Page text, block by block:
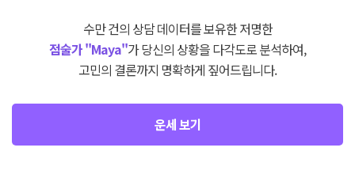
수만 건의 상담 데이터를 보유한 저명한
점술가 "Maya"가 당신의 상황을 다각도로 분석하여,
고민의 결론까지 명확하게 짚어드립니다.
운세 보기